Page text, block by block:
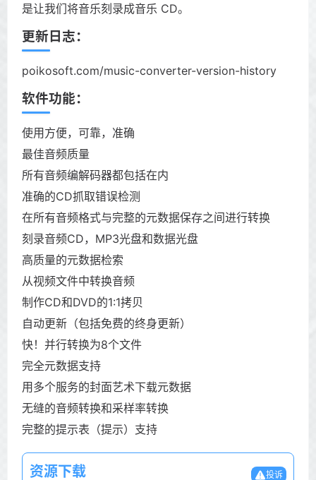
是让我们将音乐刻录成音乐 CD。
更新日志：
poikosoft.com/music-converter-version-history
软件功能：
使用方便，可靠，准确
最佳音频质量
所有音频编解码器都包括在内
准确的CD抓取错误检测
在所有音频格式与完整的元数据保存之间进行转换
刻录音频CD，MP3光盘和数据光盘
高质量的元数据检索
从视频文件中转换音频
制作CD和DVD的1:1拷贝
自动更新（包括免费的终身更新）
快！并行转换为8个文件
完全元数据支持
用多个服务的封面艺术下载元数据
无缝的音频转换和采样率转换
完整的提示表（提示）支持
资源下载 投诉